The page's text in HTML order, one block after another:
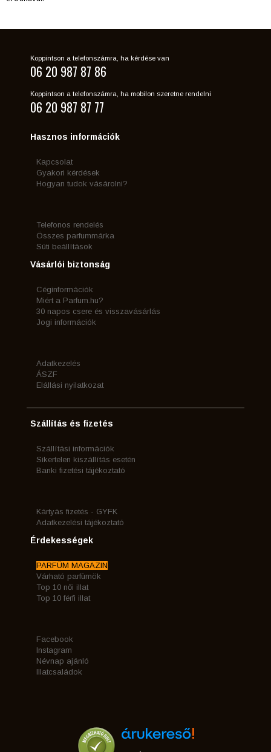
Koppintson a telefonszámra, ha kérdése van
06 20 987 87 86
Koppintson a telefonszámra, ha mobilon szeretne rendelni
06 20 987 87 77
Hasznos információk
Kapcsolat
Gyakori kérdések
Hogyan tudok vásárolni?
Telefonos rendelés
Összes parfummárka
Süti beállítások
Vásárlói biztonság
Céginformációk
Miért a Parfum.hu?
30 napos csere és visszavásárlás
Jogi információk
Adatkezelés
ÁSZF
Elállási nyilatkozat
Szállítás és fizetés
Szállítási információk
Sikertelen kiszállítás esetén
Banki fizetési tájékoztató
Kártyás fizetés - GYFK
Adatkezelési tájékoztató
Érdekességek
PARFÜM MAGAZIN
Várható parfümök
Top 10 női illat
Top 10 férfi illat
Facebook
Instagram
Névnap ajánló
Illatcsaládok